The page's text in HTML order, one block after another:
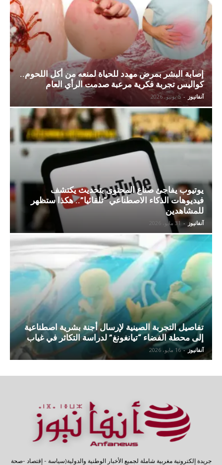
إصابة البشر بمرض مهدد للحياة لمنعه من أكل اللحوم..
كواليس تجربة فكرية مرعبة صدمت الرأي العام
آنفانيوز - 5 يونيو، 2026
يوتيوب يفاجئ صناع المحتوى بتحديث يكتشف
فيديوهات الذكاء الاصطناعي “تلقائيا”.. هكذا ستظهر
للمشاهدين
آنفانيوز - 31 مايو، 2026
تفاصيل التجربة الصينية لإرسال أجنة بشرية اصطناعية
إلى محطة الفضاء “تيانغونغ” لدراسة التكاثر في غياب
آنفانيوز - 16 مايو، 2026
جريدة إلكترونية مغربية شاملة لجميع الأخبار الوطنية والدولية(سياسة - إقتصاد -صحة